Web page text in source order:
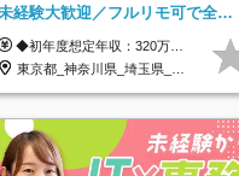
経験大歓迎／フルリモ可で全国
募集！年収アップ多数★年休最大
130日★
◆初年度想定年収：320万円〜840万円 【関東／一都三県】月給24万円〜70万円 【関西・東海地方】月給23万円〜65万円 【その他の地方等】月給22万円〜60万円 ※ご経験・スキル・前職給与などを考慮の上決定いたします。 ◉固定残業代制（固定残業代10,000円含） 固定残業代は7時間分・時間超過分は追加支給 ≪月給例≫ ・月給54万円（29歳／入社3年目） ・月給38万円（26歳／入社2年目） ・月給28万円（24歳／入社1年目） ※試用期間は6ヶ月で、その間の雇用形態は契約社員です。そのほかの条件に変更はありません。
東京都_神奈川県_埼玉県_千葉県_大阪府_愛知県_北海道_青森県_岩手県_宮城県_秋田県_山形県_福島県_茨城県_栃木県_群馬県_新潟県_山梨県_長野県_富山県_石川県_福井県_静岡県_岐阜県_三重県_兵庫県_京都府_滋賀県_奈良県_和歌山県_広島県_岡山県_鳥取県_島根県_山口県_徳島県_香川県_愛媛県_高知県_福岡県_熊本県_佐賀県_長崎県_大分県_宮崎県_鹿児島県_沖縄県